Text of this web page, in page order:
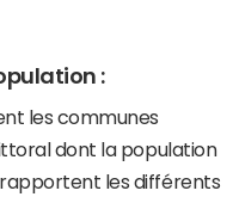
:
les communes
dont la population
les différents